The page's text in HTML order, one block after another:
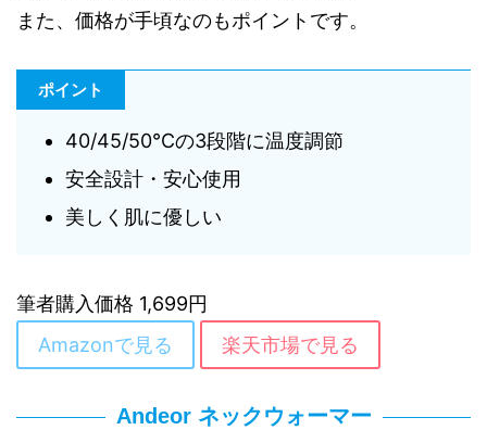
また、価格が手頃なのもポイントです。
ポイント
40/45/50℃の3段階に温度調節
安全設計・安心使用
美しく肌に優しい
筆者購入価格 1,699円
Amazonで見る
楽天市場で見る
Andeor ネックウォーマー